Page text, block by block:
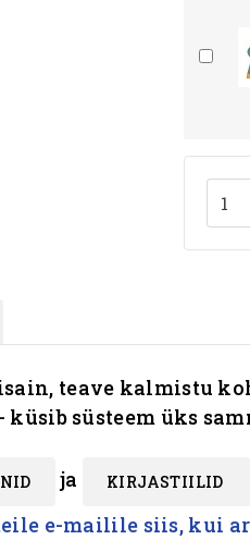
teave kalmistu
süsteem üks
ja KIRJASTIILID
e-mailile siis, kui